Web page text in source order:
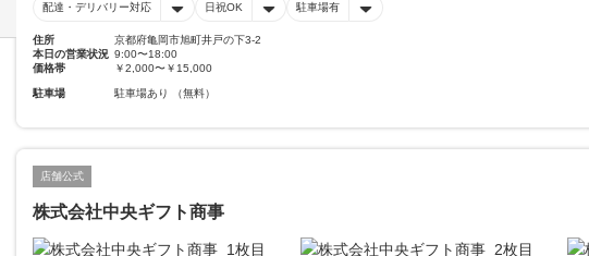
配達・デリバリー対応 日祝OK 駐車場有
住所
京都府亀岡市旭町井戸の下3-2
本日の営業状況 9:00〜18:00
価格帯
￥2,000〜￥15,000
駐車場 駐車場あり （無料）
店舗公式
株式会社中央ギフト商事